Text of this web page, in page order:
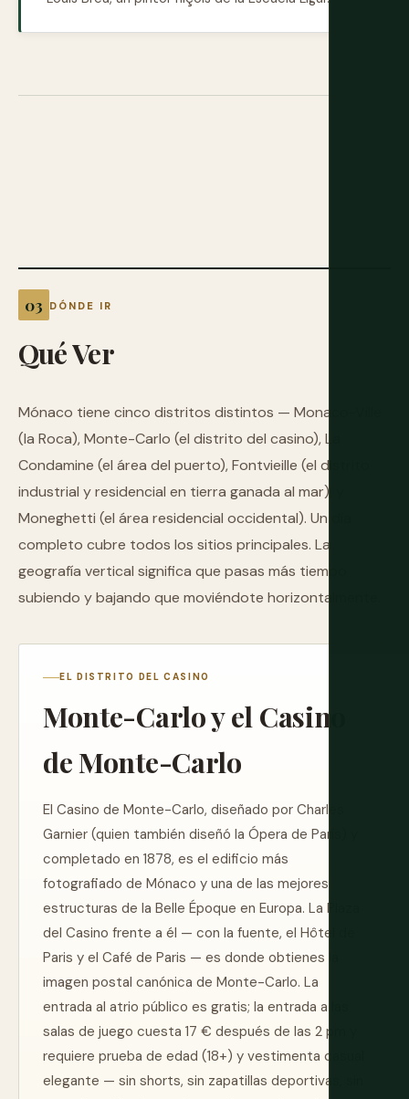
DÓNDE IR
QuéVer
Mónaco tiene cinco distritos distintos — Monaco-Ville
(la Roca), Monte-Carlo (el distrito del casino), La
Condamine (el área del puerto), Fontvieille (el distrito
industrial y residencial en tierra ganada al mar), y
Moneghetti (el área residencial occidental). Un día
completo cubre todos los sitios principales. La
geografía vertical significa que pasas más tiempo
subiendo y bajando que moviéndote horizontalmente.
EL DISTRITO DEL CASINO
Monte-Carlo y el Casino
de Monte-Carlo
El Casino de Monte-Carlo, diseñado por Charles
Garnier (quien también diseñó la Ópera de París) y
completado en 1878, es el edificio más
fotografiado de Mónaco y una de las mejores
estructuras de la Belle Époque en Europa. La Plaza
del Casino frente a él — con la fuente, el Hôtel de
Paris y el Café de Paris — es donde obtienes la
imagen postal canónica de Monte-Carlo. La
entrada al atrio público es gratis; la entrada a las
salas de juego cuesta 17 € después de las 2 pm y
requiere prueba de edad (18+) y vestimenta casual
elegante — sin shorts, sin zapatillas deportivas, sin